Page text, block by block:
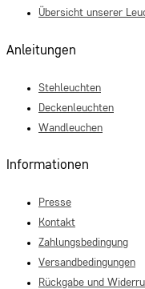
Übersicht unserer
Anleitungen
Stehleuchten
Deckenleuchten
Wandleuchen
Informationen
Presse
Kontakt
Zahlungsbedingung
Versandbedingungen
Rückgabe und